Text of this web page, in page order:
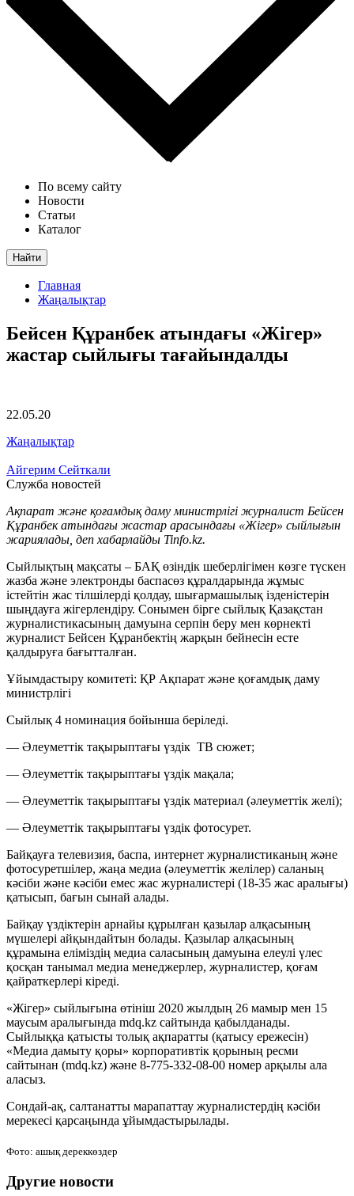
По всему сайту
Новости
Статьи
Каталог
Найти
Главная
Жаңалықтар
Бейсен Құранбек атындағы «Жігер»
жастар сыйлығы тағайындалды
22.05.20
Жаңалықтар
Айгерим Сейткали
Служба новостей
Ақпарат және қоғамдық даму министрлігі журналист Бейсен
Құранбек атындағы жастар арасындағы «Жігер» сыйлығын
жариялады, деп хабарлайды Tinfo.kz.
Сыйлықтың мақсаты – БАҚ өзіндік шеберлігімен көзге түскен
жазба және электронды баспасөз құралдарында жұмыс
істейтін жас тілшілерді қолдау, шығармашылық ізденістерін
шыңдауға жігерлендіру. Сонымен бірге сыйлық Қазақстан
журналистикасының дамуына серпін беру мен көрнекті
журналист Бейсен Құранбектің жарқын бейнесін есте
қалдыруға бағытталған.
Ұйымдастыру комитеті: ҚР Ақпарат және қоғамдық даму
министрлігі
Сыйлық 4 номинация бойынша беріледі.
— Әлеуметтік тақырыптағы үздік ТВ сюжет;
— Әлеуметтік тақырыптағы үздік мақала;
— Әлеуметтік тақырыптағы үздік материал (әлеуметтік желі);
— Әлеуметтік тақырыптағы үздік фотосурет.
Байқауға телевизия, баспа, интернет журналистиканың және
фотосуретшілер, жаңа медиа (әлеуметтік желілер) саланың
кәсіби және кәсіби емес жас журналистері (18-35 жас аралығы)
қатысып, бағын сынай алады.
Байқау үздіктерін арнайы құрылған қазылар алқасының
мүшелері айқындайтын болады. Қазылар алқасының
құрамына еліміздің медиа саласының дамуына елеулі үлес
қосқан танымал медиа менеджерлер, журналистер, қоғам
қайраткерлері кіреді.
«Жігер» сыйлығына өтініш 2020 жылдың 26 мамыр мен 15
маусым аралығында mdq.kz сайтында қабылданады.
Сыйлыққа қатысты толық ақпаратты (қатысу ережесін)
«Медиа дамыту қоры» корпоративтік қорының ресми
сайтынан (mdq.kz) және 8-775-332-08-00 номер арқылы ала
аласыз.
Сондай-ақ, салтанатты марапаттау журналистердің кәсіби
мерекесі қарсаңында ұйымдастырылады.
Фото: ашық дереккөздер
Другие новости